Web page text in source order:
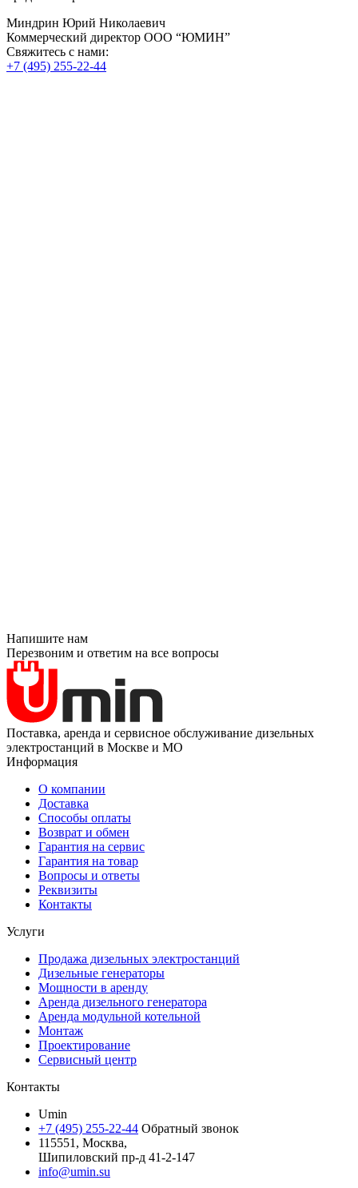
Миндрин Юрий Николаевич
Коммерческий директор ООО “ЮМИН”
Свяжитесь с нами:
+7 (495) 255-22-44
Напишите нам
Перезвоним и ответим на все вопросы
Поставка, аренда и сервисное обслуживание дизельных
электростанций в Москве и МО
Информация
О компании
Доставка
Способы оплаты
Возврат и обмен
Гарантия на сервис
Гарантия на товар
Вопросы и ответы
Реквизиты
Контакты
Услуги
Продажа дизельных электростанций
Дизельные генераторы
Мощности в аренду
Аренда дизельного генератора
Аренда модульной котельной
Монтаж
Проектирование
Сервисный центр
Контакты
Umin
+7 (495) 255-22-44 Обратный звонок
115551, Москва,
Шипиловский пр-д 41-2-147
info@umin.su